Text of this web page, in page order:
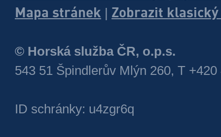
Mapa stránek
Zobrazit
© Horská služba ČR, o.p.s.
543 51 Špindlerův Mlýn 260, T +420
ID schránky: u4zgr6q